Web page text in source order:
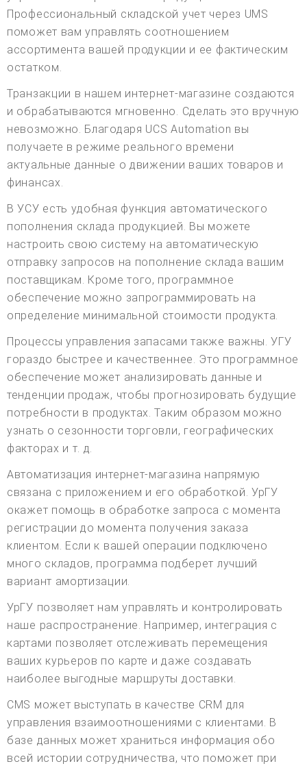
Профессиональный складской учет через UMS
поможет вам управлять соотношением
ассортимента вашей продукции и ее фактическим
остатком.
Транзакции в нашем интернет-магазине создаются
и обрабатываются мгновенно. Сделать это вручную
невозможно. Благодаря UCS Automation вы
получаете в режиме реального времени
актуальные данные о движении ваших товаров и
финансах.
В УСУ есть удобная функция автоматического
пополнения склада продукцией. Вы можете
настроить свою систему на автоматическую
отправку запросов на пополнение склада вашим
поставщикам. Кроме того, программное
обеспечение можно запрограммировать на
определение минимальной стоимости продукта.
Процессы управления запасами также важны. УГУ
гораздо быстрее и качественнее. Это программное
обеспечение может анализировать данные и
тенденции продаж, чтобы прогнозировать будущие
потребности в продуктах. Таким образом можно
узнать о сезонности торговли, географических
факторах и т. д.
Автоматизация интернет-магазина напрямую
связана с приложением и его обработкой. УрГУ
окажет помощь в обработке запроса с момента
регистрации до момента получения заказа
клиентом. Если к вашей операции подключено
много складов, программа подберет лучший
вариант амортизации.
УрГУ позволяет нам управлять и контролировать
наше распространение. Например, интеграция с
картами позволяет отслеживать перемещения
ваших курьеров по карте и даже создавать
наиболее выгодные маршруты доставки.
CMS может выступать в качестве CRM для
управления взаимоотношениями с клиентами. В
базе данных может храниться информация обо
всей истории сотрудничества, что поможет при